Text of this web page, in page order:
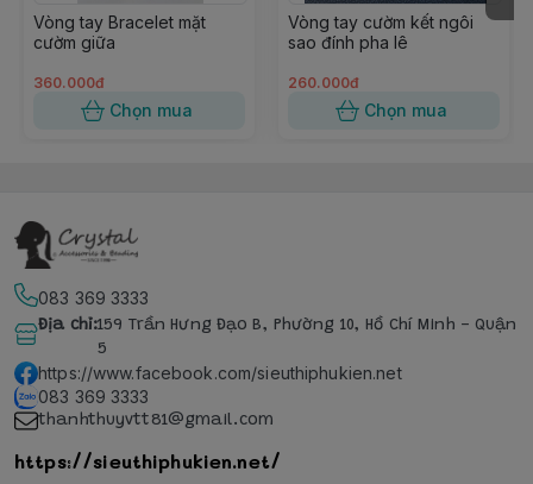
Vòng tay Bracelet mặt
cườm giữa
360.000đ
Chọn mua
Vòng tay cườm kết ngôi
sao đính pha lê
260.000đ
Chọn mua
083 369 3333
Địa chỉ:159 Trần Hưng Đạo B, Phường 10, Hồ Chí Minh - Quận
5
https://www.facebook.com/sieuthiphukien.net
083 369 3333
thanhthuyvtt81@gmail.com
https://sieuthiphukien.net/